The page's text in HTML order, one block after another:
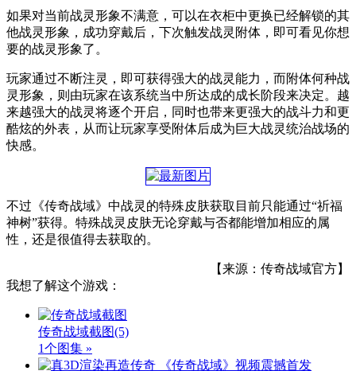
如果对当前战灵形象不满意，可以在衣柜中更换已经解锁的其
他战灵形象，成功穿戴后，下次触发战灵附体，即可看见你想
要的战灵形象了。
玩家通过不断注灵，即可获得强大的战灵能力，而附体何种战
灵形象，则由玩家在该系统当中所达成的成长阶段来决定。越
来越强大的战灵将逐个开启，同时也带来更强大的战斗力和更
酷炫的外表，从而让玩家享受附体后成为巨大战灵统治战场的
快感。
不过《传奇战域》中战灵的特殊皮肤获取目前只能通过“祈福
神树”获得。特殊战灵皮肤无论穿戴与否都能增加相应的属
性，还是很值得去获取的。
【来源：传奇战域官方】
我想了解这个游戏：
传奇战域截图(5)
1个图集 »